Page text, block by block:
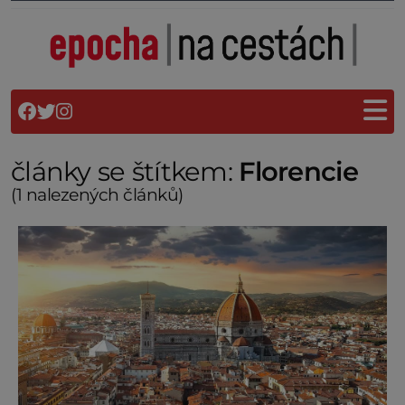
články se štítkem: Florencie
(1 nalezených článků)